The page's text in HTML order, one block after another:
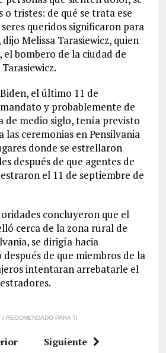
o tristes: de qué se trata ese
queridos significaron para
Melissa Tarasiewicz, quien
el bombero de la ciudad de
el último 11 de
y probablemente de
de medio siglo, tenía previsto
las ceremonias en Pensilvania
donde se estrellaron
después de que agentes de
el 11 de septiembre de
concluyeron que el
cerca de la zona rural de
se dirigía hacia
de que miembros de la
intentaran arrebatarle el
RECOMENDADO PARA TI
Siguiente